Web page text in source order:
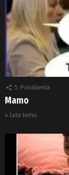
5 Polubienia
Mamo
4 lata temu